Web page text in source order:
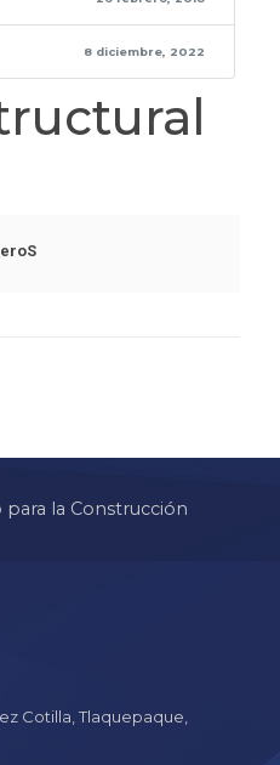
8 diciembre, 2022
para la Construcción
Cotilla, Tlaquepaque,